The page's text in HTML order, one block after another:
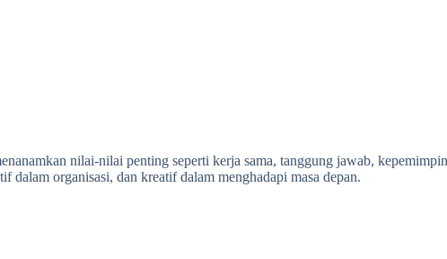
nilai-nilai penting seperti kerja sama, tanggung jawab,
dalam organisasi, dan kreatif dalam menghadapi masa depan.